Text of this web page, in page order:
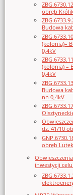
obręb
Budowa
(kolonia)–
0,4kV
(kolonia) –
0,4kV
Budowa
nn 0,4kV
dz. 41/10
obręb Lutek
inwestycji